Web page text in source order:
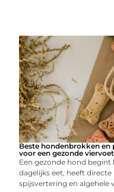
Beste hondenbrokken en
voor een gezonde
Een gezonde hond begint
dagelijks eet, heeft
spijsvertering en algehele